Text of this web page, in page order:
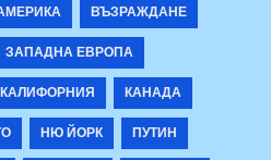
ВЪЗРАЖДАНЕ
ЗАПАДНА ЕВРОПА
КАЛИФОРНИЯ
КАНАДА
НЮ ЙОРК
ПУТИН